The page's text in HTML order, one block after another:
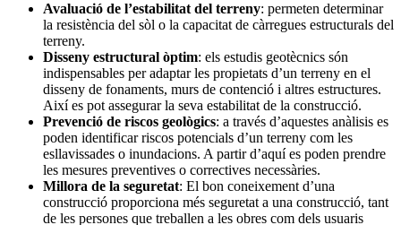
Avaluació de l’estabilitat del terreny: permeten determinar
la resistència del sòl o la capacitat de càrregues estructurals del
terreny.
Disseny estructural òptim: els estudis geotècnics són
indispensables per adaptar les propietats d’un terreny en el
disseny de fonaments, murs de contenció i altres estructures.
Així es pot assegurar la seva estabilitat de la construcció.
Prevenció de riscos geològics: a través d’aquestes anàlisis es
poden identificar riscos potencials d’un terreny com les
esllavissades o inundacions. A partir d’aquí es poden prendre
les mesures preventives o correctives necessàries.
Millora de la seguretat: El bon coneixement d’una
construcció proporciona més seguretat a una construcció, tant
de les persones que treballen a les obres com dels usuaris